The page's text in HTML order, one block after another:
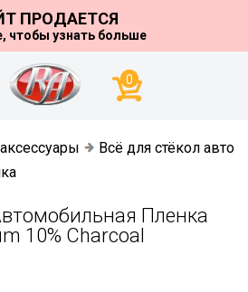
ПРОДАЕТСЯ
чтобы узнать больше
0
Всё для стёкол авто
Пленка
10% Charcoal